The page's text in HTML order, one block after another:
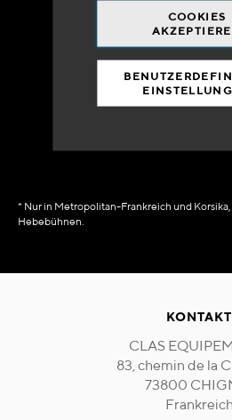
COOKIES
90% des
in
* Nur in Metropolitan-Frankreich und
Hebebühnen.
KONTAKT
CLAS
83, chemin de la
73800
Frankreich